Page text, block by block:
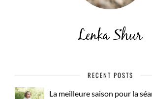
RECENT POSTS
La meilleure saison pour la